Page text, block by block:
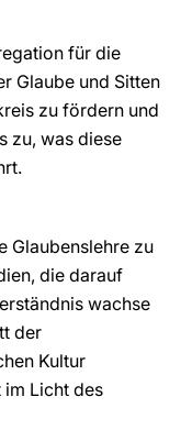
für die
Glaube und Sitten
zu fördern und
zu, was diese
Glaubenslehre zu
die darauf
wachse
der
Kultur
im Licht des